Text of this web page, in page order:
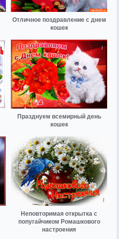
Отличное поздравление с днем
кошек
Празднуем всемирный день
кошек
Неповторимая открытка с
попугайчиком Ромашкового
настроения